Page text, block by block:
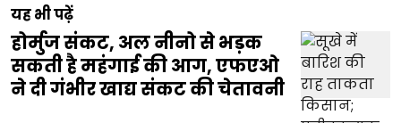
यह भी पढ़ें
होर्मुज संकट, अल नीनो से भड़क
सकती है महंगाई की आग, एफएओ
ने दी गंभीर खाद्य संकट की चेतावनी